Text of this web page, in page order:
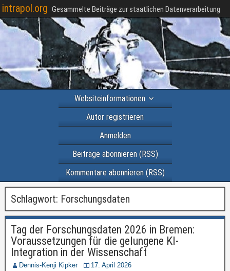
intrapol.org Gesammelte Beiträge zur staatlichen Datenverarbeitung
Websiteinformationen
Autor registrieren
Anmelden
Beiträge abonnieren (RSS)
Kommentare abonnieren (RSS)
Schlagwort: Forschungsdaten
Tag der Forschungsdaten 2026 in Bremen:
Voraussetzungen für die gelungene KI-
Integration in der Wissenschaft
Dennis-Kenji Kipker
17. April 2026